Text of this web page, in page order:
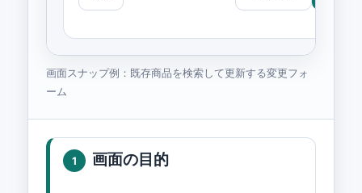
画面スナップ例：既存商品を検索して更新する変更フォ
ーム
1 画面の目的